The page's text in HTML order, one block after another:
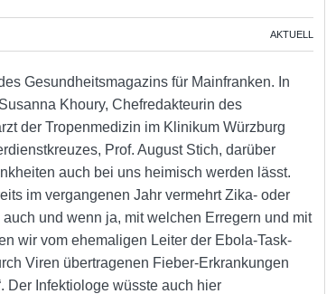
AKTUELL
Gesundheitsmagazins für Mainfranken. In
Khoury, Chefredakteurin des
der Tropenmedizin im Klinikum Würzburg
Prof. August Stich, darüber
auch bei uns heimisch werden lässt.
im vergangenen Jahr vermehrt Zika- oder
und wenn ja, mit welchen Erregern und mit
wir vom ehemaligen Leiter der Ebola-Task-
Viren übertragenen Fieber-Erkrankungen
Der Infektiologe wüsste auch hier